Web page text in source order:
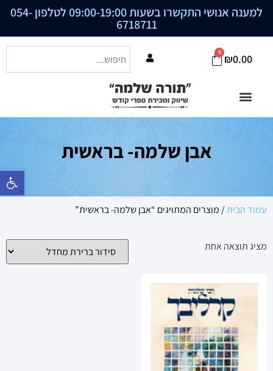
פתח סרגל
למענה אנושי התקשרו בשעות 09:00-19:00 לטלפון 054-
6718711
₪0.00
0
אבן שלמה- בראשית
עמוד הבית/ מוצרים המתויגים “אבן שלמה- בראשית”
מציג תוצאה אחת